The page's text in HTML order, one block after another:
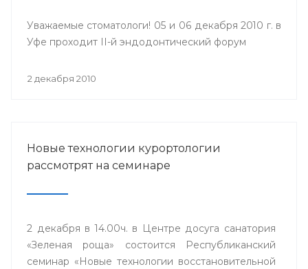
Уважаемые стоматологи! 05 и 06 декабря 2010 г. в
Уфе проходит II-й эндодонтический форум
2 декабря 2010
Новые технологии курортологии
рассмотрят на семинаре
2 декабря в 14.00ч. в Центре досуга санатория
«Зеленая роща» состоится Республиканский
семинар «Новые технологии восстановительной